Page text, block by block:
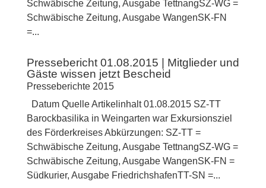
Schwäbische Zeitung, Ausgabe TettnangSZ-WG =
Schwäbische Zeitung, Ausgabe WangenSK-FN
=...
Pressebericht 01.08.2015 | Mitglieder und
Gäste wissen jetzt Bescheid
Presseberichte 2015
Datum Quelle Artikelinhalt 01.08.2015 SZ-TT
Barockbasilika in Weingarten war Exkursionsziel
des Förderkreises Abkürzungen: SZ-TT =
Schwäbische Zeitung, Ausgabe TettnangSZ-WG =
Schwäbische Zeitung, Ausgabe WangenSK-FN =
Südkurier, Ausgabe FriedrichshafenTT-SN =...